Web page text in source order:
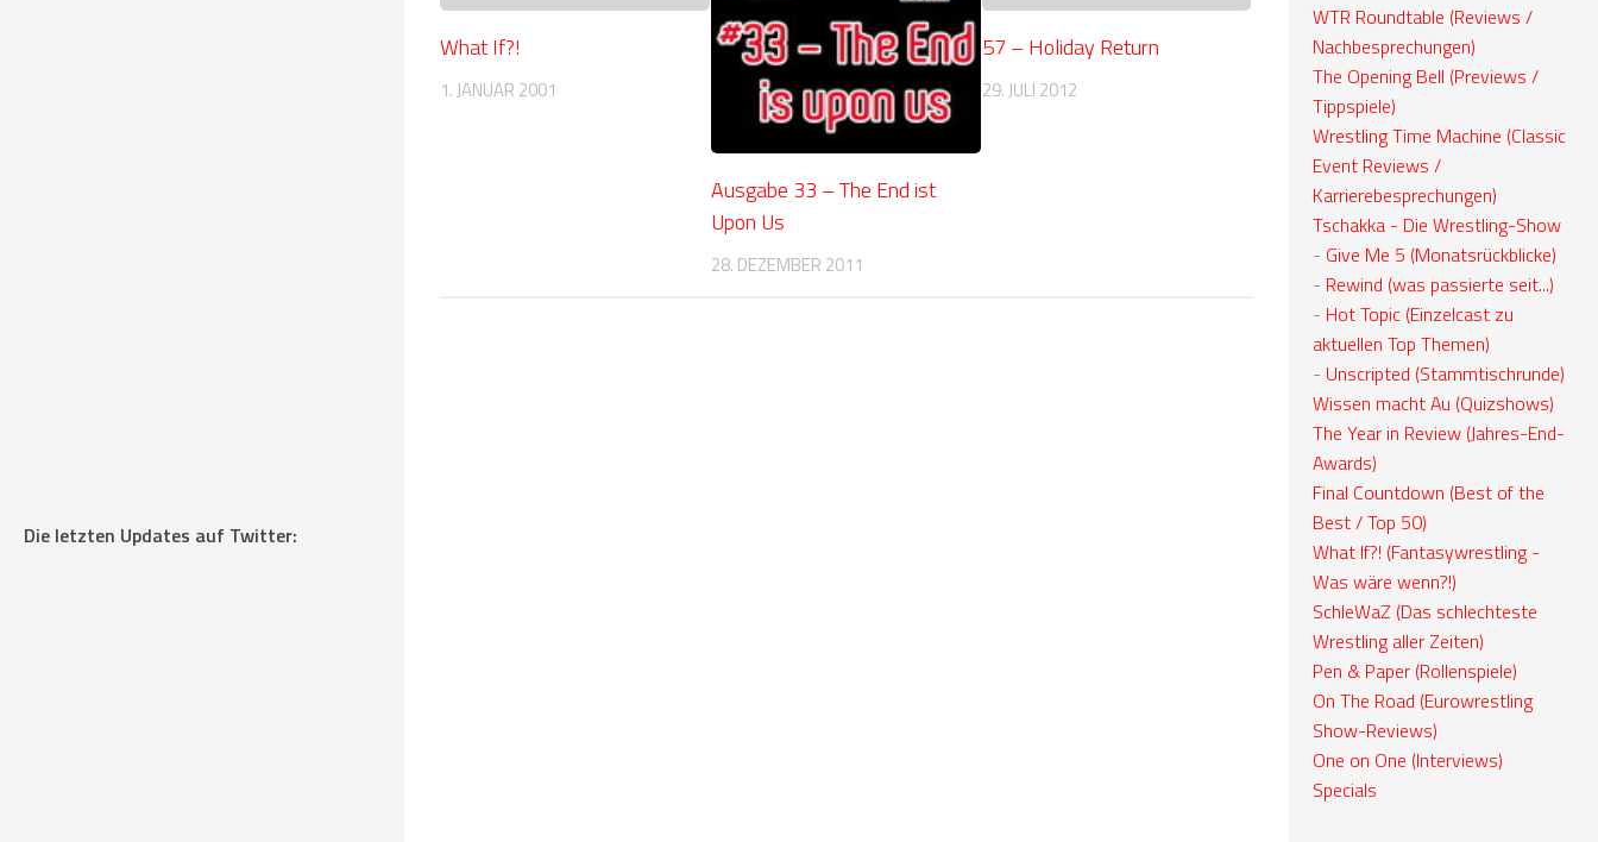
What If?!
1. JANUAR 2001
Ausgabe 33 – The End ist
Upon Us
28. DEZEMBER 2011
57 – Holiday Return
29. JULI 2012
Die letzten Updates auf Twitter:
WTR Roundtable (Reviews /
Nachbesprechungen)
The Opening Bell (Previews /
Tippspiele)
Wrestling Time Machine (Classic
Event Reviews /
Karrierebesprechungen)
Tschakka - Die Wrestling-Show
- Give Me 5 (Monatsrückblicke)
- Rewind (was passierte seit...)
- Hot Topic (Einzelcast zu
aktuellen Top Themen)
- Unscripted (Stammtischrunde)
Wissen macht Au (Quizshows)
The Year in Review (Jahres-End-
Awards)
Final Countdown (Best of the
Best / Top 50)
What If?! (Fantasywrestling -
Was wäre wenn?!)
SchleWaZ (Das schlechteste
Wrestling aller Zeiten)
Pen & Paper (Rollenspiele)
On The Road (Eurowrestling
Show-Reviews)
One on One (Interviews)
Specials